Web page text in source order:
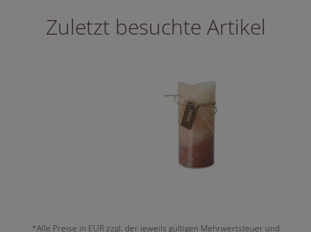
Zuletzt besuchte Artikel
*Alle Preise in EUR zzgl. der jeweils gültigen Mehrwertsteuer und